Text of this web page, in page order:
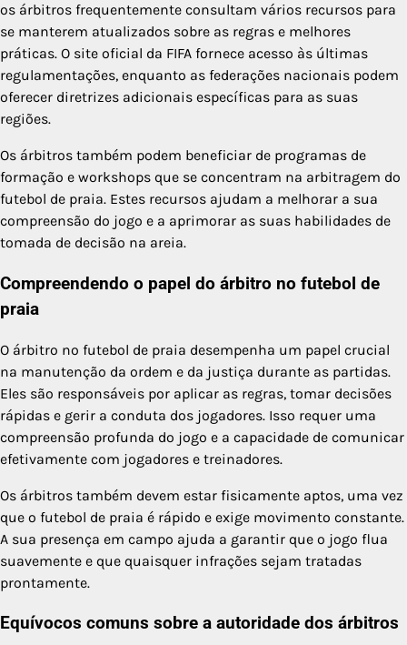
os árbitros frequentemente consultam vários recursos para
se manterem atualizados sobre as regras e melhores
práticas. O site oficial da FIFA fornece acesso às últimas
regulamentações, enquanto as federações nacionais podem
oferecer diretrizes adicionais específicas para as suas
regiões.
Os árbitros também podem beneficiar de programas de
formação e workshops que se concentram na arbitragem do
futebol de praia. Estes recursos ajudam a melhorar a sua
compreensão do jogo e a aprimorar as suas habilidades de
tomada de decisão na areia.
Compreendendo o papel do árbitro no futebol de
praia
O árbitro no futebol de praia desempenha um papel crucial
na manutenção da ordem e da justiça durante as partidas.
Eles são responsáveis por aplicar as regras, tomar decisões
rápidas e gerir a conduta dos jogadores. Isso requer uma
compreensão profunda do jogo e a capacidade de comunicar
efetivamente com jogadores e treinadores.
Os árbitros também devem estar fisicamente aptos, uma vez
que o futebol de praia é rápido e exige movimento constante.
A sua presença em campo ajuda a garantir que o jogo flua
suavemente e que quaisquer infrações sejam tratadas
prontamente.
Equívocos comuns sobre a autoridade dos árbitros